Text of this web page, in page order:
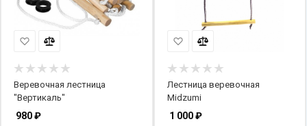
Веревочная лестница
"Вертикаль"
980₽
Лестница веревочная
Midzumi
1 000₽